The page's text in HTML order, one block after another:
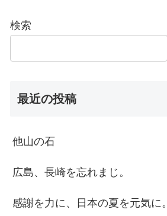
検索
最近の投稿
他山の石
広島、長崎を忘れまじ。
感謝を力に、日本の夏を元気に。